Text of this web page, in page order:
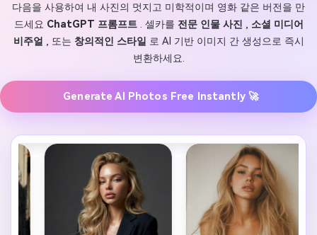
다음을 사용하여 내 사진의 멋지고 미학적이며 영화 같은 버전을 만
드세요 ChatGPT 프롬프트 . 셀카를 전문 인물 사진 , 소셜 미디어
비주얼 , 또는 창의적인 스타일 로 AI 기반 이미지 간 생성으로 즉시
변환하세요.
Generate AI Photos Free Instantly 🚀